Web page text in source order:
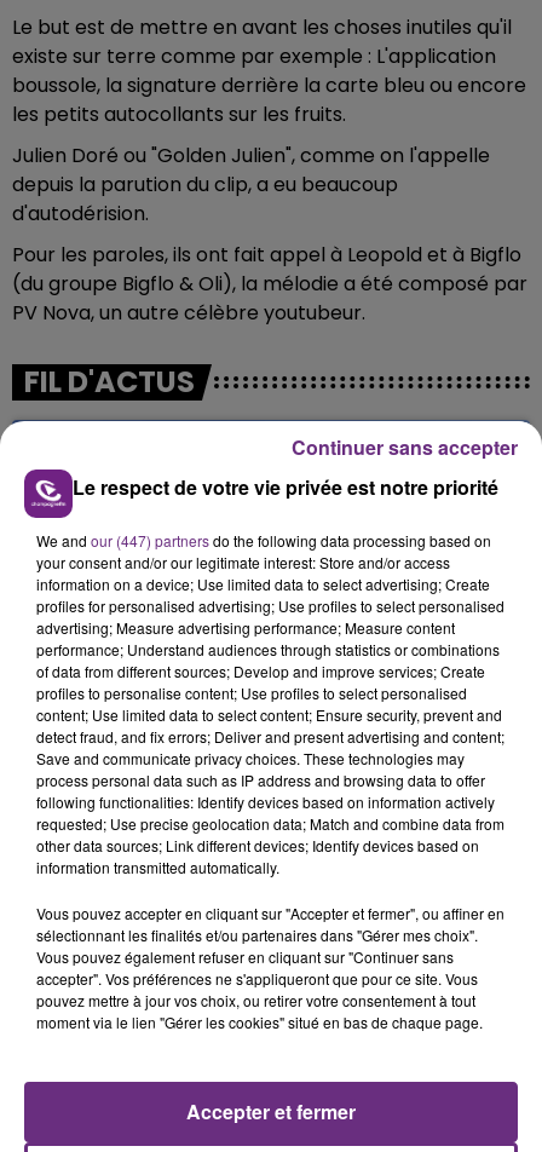
Le but est de mettre en avant les choses inutiles qu'il
existe sur terre comme par exemple : L'application
boussole, la signature derrière la carte bleu ou encore
les petits autocollants sur les fruits.
Julien Doré ou "Golden Julien", comme on l'appelle
depuis la parution du clip, a eu beaucoup
d'autodérision.
Pour les paroles, ils ont fait appel à Leopold et à Bigflo
(du groupe Bigflo & Oli), la mélodie a été composé par
PV Nova, un autre célèbre youtubeur.
FIL D'ACTUS
SI TOUT LE MONDE FAIT ÇA, MOI L'ANNÉE
PROCHAINE JE VENDANGE EN...
La vendange en Champagne a débuté ce jeudi 6
août dans la commune de Montgueux (Aube). Du
jamais vu !
L'INSPECTION DU TRAVAIL RAPPELLE À
L'ORDRE SUR LES CONDITIONS DE...
Alors que les dates de début des vendange 2026
s'est avéré être plus précoce que prévu,
les conditions de...
TITRES DIFFUSÉS
Le respect de votre vie privée est notre priorité
We and our (447) partnersdo the following data processing based on
your consent and/or our legitimate interest: Store and/or access
information on a device; Use limited data to select advertising; Create
profiles for personalised advertising; Use profiles to select personalised
advertising; Measure advertising performance; Measure content
performance; Understand audiences through statistics or combinations
of data from different sources; Develop and improve services; Create
profiles to personalise content; Use profiles to select personalised
content; Use limited data to select content; Ensure security, prevent and
detect fraud, and fix errors; Deliver and present advertising and content;
Save and communicate privacy choices. These technologies may
process personal data such as IP address and browsing data to offer
following functionalities: Identify devices based on information actively
requested; Use precise geolocation data; Match and combine data from
other data sources; Link different devices; Identify devices based on
information transmitted automatically.
Vous pouvez accepter en cliquant sur "Accepter et fermer", ou affiner en
sélectionnant les finalités et/ou partenaires dans "Gérer mes choix".
Vous pouvez également refuser en cliquant sur "Continuer sans
accepter". Vos préférences ne s'appliqueront que pour ce site. Vous
pouvez mettre à jour vos choix, ou retirer votre consentement à tout
moment via le lien "Gérer les cookies" situé en bas de chaque page.
Accepter et fermer
Continuer sans accepter